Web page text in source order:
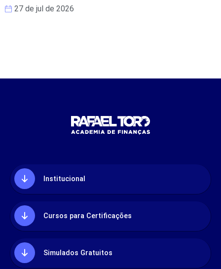
27 de jul de 2026
Institucional
Cursos para Certificações
Simulados Gratuitos